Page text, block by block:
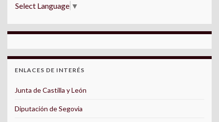
Select Language ▼
ENLACES DE INTERÉS
Junta de Castilla y León
Diputación de Segovia